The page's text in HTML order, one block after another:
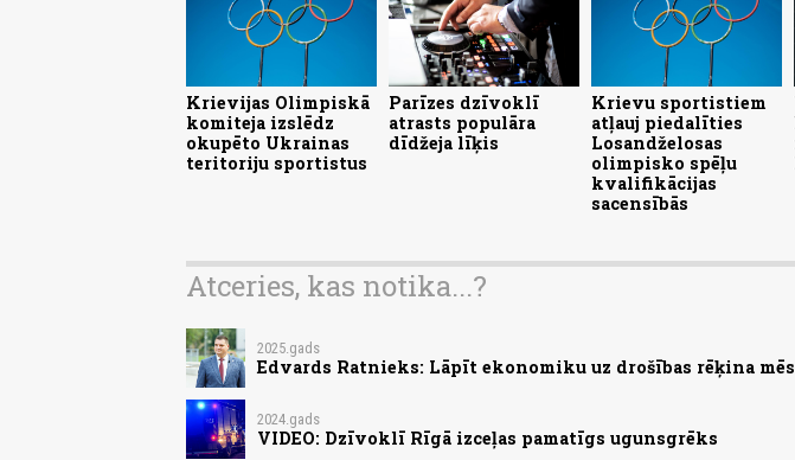
Krievijas Olimpiskā
komiteja izslēdz
okupēto Ukrainas
teritoriju sportistus
Parīzes dzīvoklī
atrasts populāra
dīdžeja līķis
Krievu sportistiem
atļauj piedalīties
Losandželosas
olimpisko spēļu
kvalifikācijas
sacensībās
Atceries, kas notika...?
2025.gads
Edvards Ratnieks: Lāpīt ekonomiku uz drošības rēķina
2024.gads
VIDEO: Dzīvoklī Rīgā izceļas pamatīgs ugunsgrēks